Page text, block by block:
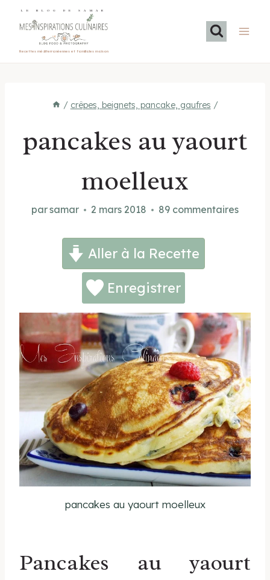
LE BLOG DE SAMAR
Recettes méditerranéennes et familiales maison
/ crêpes, beignets, pancake, gaufres /
pancakes au yaourt
moelleux
parsamar 2 mars 2018 89 commentaires
Aller à la Recette
Enregistrer
pancakes au yaourt moelleux
Pancakes au yaourt